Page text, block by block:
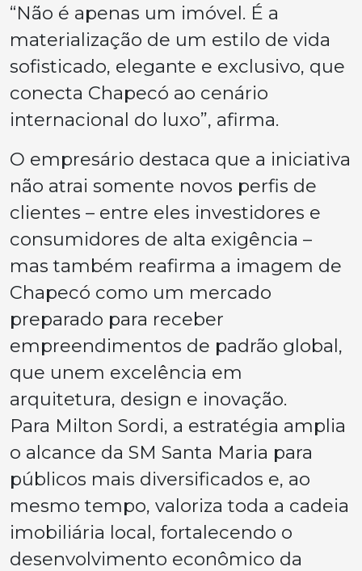
“Não é apenas um imóvel. É a
materialização de um estilo de vida
sofisticado, elegante e exclusivo, que
conecta Chapecó ao cenário
internacional do luxo”, afirma.
O empresário destaca que a iniciativa
não atrai somente novos perfis de
clientes – entre eles investidores e
consumidores de alta exigência –
mas também reafirma a imagem de
Chapecó como um mercado
preparado para receber
empreendimentos de padrão global,
que unem excelência em
arquitetura, design e inovação.
Para Milton Sordi, a estratégia amplia
o alcance da SM Santa Maria para
públicos mais diversificados e, ao
mesmo tempo, valoriza toda a cadeia
imobiliária local, fortalecendo o
desenvolvimento econômico da